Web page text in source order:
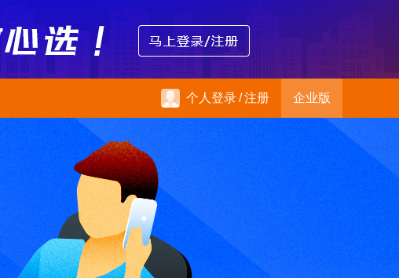
个人登录/注册 企业版